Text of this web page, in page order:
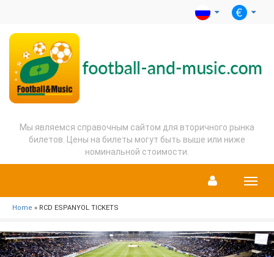
Мы являемся справочным сайтом для вторичного рынка
билетов. Цены на билеты могут быть выше или ниже
номинальной стоимости.
Menu
Home » RCD ESPANYOL TICKETS